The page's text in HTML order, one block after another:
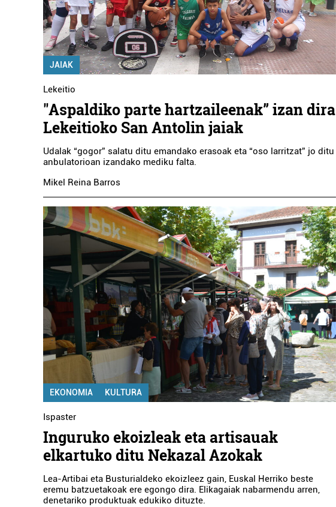
JAIAK
Lekeitio
"Aspaldiko parte hartzaileenak” izan dira
Lekeitioko San Antolin jaiak
Udalak “gogor” salatu ditu emandako erasoak eta “oso larritzat” jo ditu
anbulatorioan izandako mediku falta.
Mikel Reina Barros
EKONOMIA KULTURA
Ispaster
Inguruko ekoizleak eta artisauak
elkartuko ditu Nekazal Azokak
Lea-Artibai eta Busturialdeko ekoizleez gain, Euskal Herriko beste
eremu batzuetakoak ere egongo dira. Elikagaiak nabarmendu arren,
denetariko produktuak edukiko dituzte.